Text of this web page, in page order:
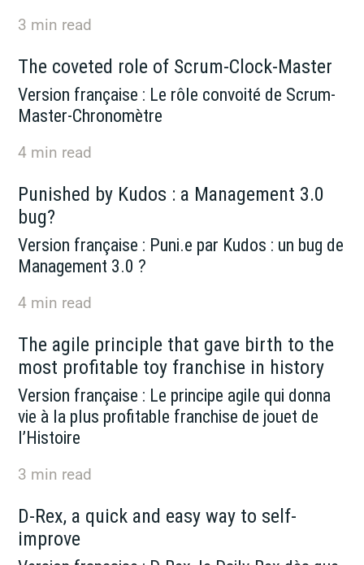
3 min read
The coveted role of Scrum-Clock-Master
Version française : Le rôle convoité de Scrum-
Master-Chronomètre
4 min read
Punished by Kudos : a Management 3.0
bug?
Version française : Puni.e par Kudos : un bug de
Management 3.0 ?
4 min read
The agile principle that gave birth to the
most profitable toy franchise in history
Version française : Le principe agile qui donna
vie à la plus profitable franchise de jouet de
l’Histoire
3 min read
D-Rex, a quick and easy way to self-
improve